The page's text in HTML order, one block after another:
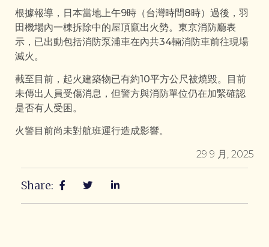
根據報導，日本當地上午9時（台灣時間8時）過後，羽
田機場內一棟拆除中的屋頂竄出火勢。東京消防廳表
示，已出動包括消防泵浦車在內共34輛消防車前往現場
滅火。
截至目前，起火建築物已有約10平方公尺被燒毀。目前
未傳出人員受傷消息，但警方與消防單位仍在加緊確認
是否有人受困。
火警目前尚未對航班運行造成影響。
29 9 月, 2025
Share: